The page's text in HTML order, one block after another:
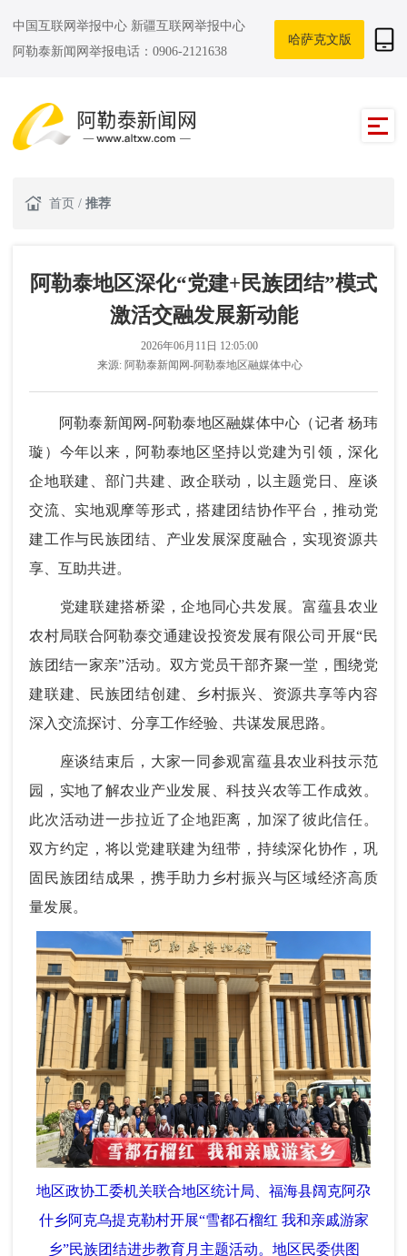
中国互联网举报中心 新疆互联网举报中心
阿勒泰新闻网举报电话：0906-2121638
哈萨克文版
首页 / 推荐
阿勒泰地区深化“党建+民族团结”模式
激活交融发展新动能
2026年06月11日 12:05:00
来源: 阿勒泰新闻网-阿勒泰地区融媒体中心
阿勒泰新闻网-阿勒泰地区融媒体中心 （记者 杨玮
璇）今年以来，阿勒泰地区坚持以党建为引领，深化
企地联建、部门共建、政企联动，以主题党日、座谈
交流、实地观摩等形式，搭建团结协作平台，推动党
建工作与民族团结、产业发展深度融合，实现资源共
享、互助共进。
党建联建搭桥梁，企地同心共发展。富蕴县农业
农村局联合阿勒泰交通建设投资发展有限公司开展“民
族团结一家亲”活动。双方党员干部齐聚一堂，围绕党
建联建、民族团结创建、乡村振兴、资源共享等内容
深入交流探讨、分享工作经验、共谋发展思路。
座谈结束后，大家一同参观富蕴县农业科技示范
园，实地了解农业产业发展、科技兴农等工作成效。
此次活动进一步拉近了企地距离，加深了彼此信任。
双方约定，将以党建联建为纽带，持续深化协作，巩
固民族团结成果，携手助力乡村振兴与区域经济高质
量发展。
地区政协工委机关联合地区统计局、福海县阔克阿尕
什乡阿克乌提克勒村开展“雪都石榴红 我和亲戚游家
乡”民族团结进步教育月主题活动。地区民委供图